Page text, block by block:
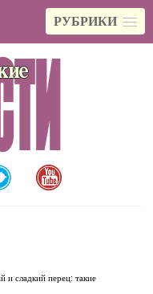
РУБРИКИ
и сладкий перец: такие